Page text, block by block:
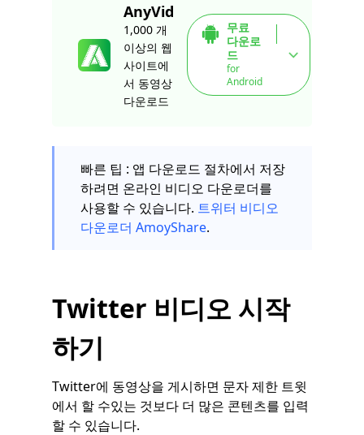
AnyVid
1,000 개
이상의 웹
사이트에
서 동영상
다운로드
무료
다운로
드
for
Android
빠른 팁 : 앱 다운로드 절차에서 저장
하려면 온라인 비디오 다운로더를
사용할 수 있습니다. 트위터 비디오
다운로더 AmoyShare.
Twitter 비디오 시작
하기
Twitter에 동영상을 게시하면 문자 제한 트윗
에서 할 수있는 것보다 더 많은 콘텐츠를 입력
할 수 있습니다.